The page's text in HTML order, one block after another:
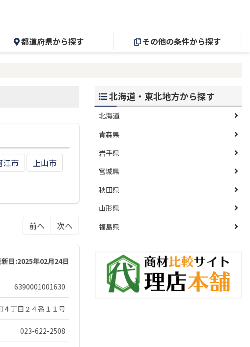
都道府県から探す その他の条件から探す
江市
上山市
前へ 次へ
日:2025年02月24日
6390001001630
４丁目２４番１１号
023-622-2508
北海道・東北地方から探す
北海道
青森県
岩手県
宮城県
秋田県
山形県
福島県